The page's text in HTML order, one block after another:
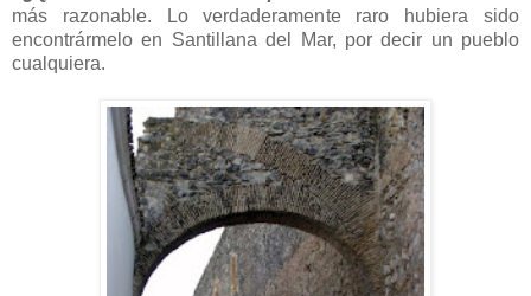
más razonable. Lo verdaderamente raro hubiera sido
encontrármelo en Santillana del Mar, por decir un pueblo
cualquiera.